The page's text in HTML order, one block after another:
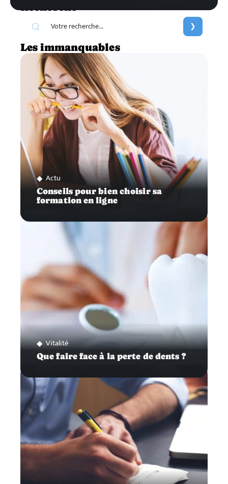
Recherche
Les immanquables
Actu
Conseils pour bien choisir sa
formation en ligne
Vitalité
Que faire face à la perte de dents ?